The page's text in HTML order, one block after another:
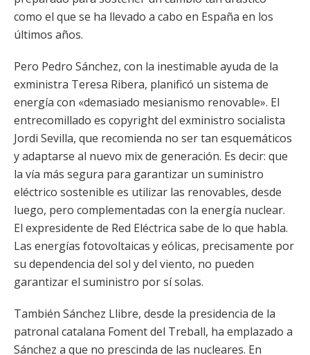
como el que se ha llevado a cabo en España en los
últimos años.
Pero Pedro Sánchez, con la inestimable ayuda de la
exministra Teresa Ribera, planificó un sistema de
energía con «demasiado mesianismo renovable». El
entrecomillado es copyright del exministro socialista
Jordi Sevilla, que recomienda no ser tan esquemáticos
y adaptarse al nuevo mix de generación. Es decir: que
la vía más segura para garantizar un suministro
eléctrico sostenible es utilizar las renovables, desde
luego, pero complementadas con la energía nuclear.
El expresidente de Red Eléctrica sabe de lo que habla.
Las energías fotovoltaicas y eólicas, precisamente por
su dependencia del sol y del viento, no pueden
garantizar el suministro por sí solas.
También Sánchez Llibre, desde la presidencia de la
patronal catalana Foment del Treball, ha emplazado a
Sánchez a que no prescinda de las nucleares. En